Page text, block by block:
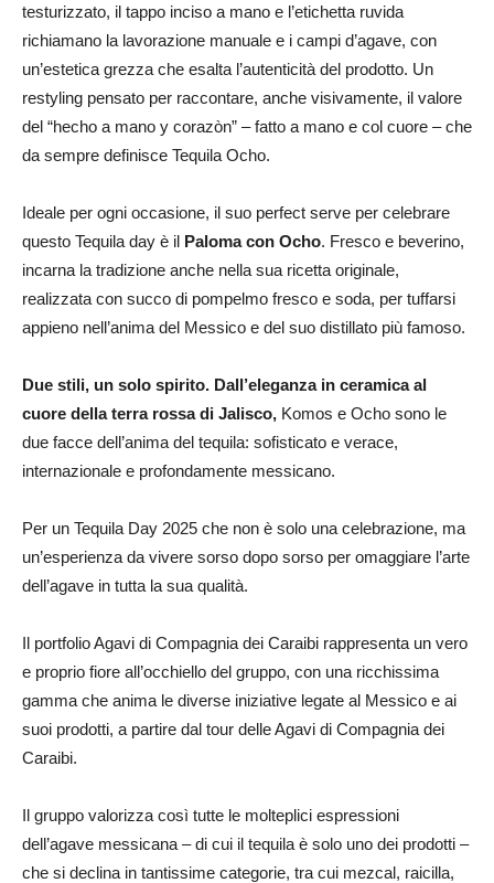
testurizzato, il tappo inciso a mano e l’etichetta ruvida
richiamano la lavorazione manuale e i campi d’agave, con
un’estetica grezza che esalta l’autenticità del prodotto. Un
restyling pensato per raccontare, anche visivamente, il valore
del “hecho a mano y corazòn” – fatto a mano e col cuore – che
da sempre definisce Tequila Ocho.
Ideale per ogni occasione, il suo perfect serve per celebrare
questo Tequila day è il Paloma con Ocho. Fresco e beverino,
incarna la tradizione anche nella sua ricetta originale,
realizzata con succo di pompelmo fresco e soda, per tuffarsi
appieno nell’anima del Messico e del suo distillato più famoso.
Due stili, un solo spirito. Dall’eleganza in ceramica al
cuore della terra rossa di Jalisco, Komos e Ocho sono le
due facce dell’anima del tequila: sofisticato e verace,
internazionale e profondamente messicano.
Per un Tequila Day 2025 che non è solo una celebrazione, ma
un’esperienza da vivere sorso dopo sorso per omaggiare l’arte
dell’agave in tutta la sua qualità.
Il portfolio Agavi di Compagnia dei Caraibi rappresenta un vero
e proprio fiore all’occhiello del gruppo, con una ricchissima
gamma che anima le diverse iniziative legate al Messico e ai
suoi prodotti, a partire dal tour delle Agavi di Compagnia dei
Caraibi.
Il gruppo valorizza così tutte le molteplici espressioni
dell’agave messicana – di cui il tequila è solo uno dei prodotti –
che si declina in tantissime categorie, tra cui mezcal, raicilla,